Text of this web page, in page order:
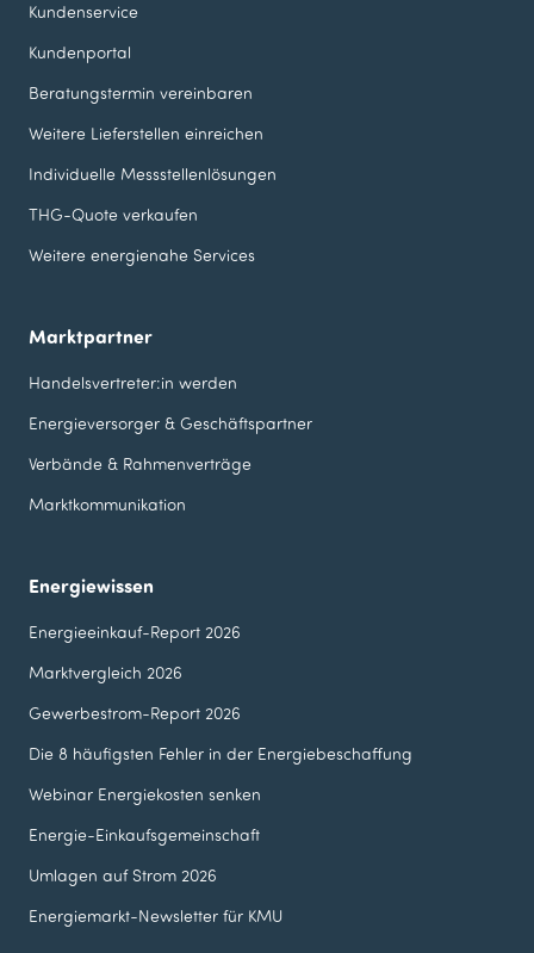
Kundenservice
Kundenportal
Beratungstermin vereinbaren
Weitere Lieferstellen einreichen
Individuelle Messstellen­lösungen
THG-Quote verkaufen
Weitere energienahe Services
Marktpartner
Handelsvertreter:in werden
Energieversorger & Geschäfts­partner
Verbände & Rahmenverträge
Marktkommunikation
Energiewissen
Energieeinkauf-Report 2026
Marktvergleich 2026
Gewerbestrom-Report 2026
Die 8 häufigsten Fehler in der Energie­beschaffung
Webinar Energie­kosten senken
Energie-Einkaufsgemeinschaft
Umlagen auf Strom 2026
Energiemarkt-Newsletter für KMU